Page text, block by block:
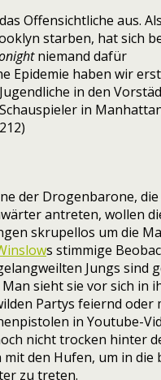
Offensichtliche aus.
starben, hat sich
niemand dafür
Epidemie haben wir
in den
in
der Drogenbarone, die
antreten, wollen
skrupellos um die
s stimmige
Jungs sind
sieht sie vor sich in
Partys feiernd oder
in Youtube-
nicht trocken hinter
den Hufen, um in die
zu treten.